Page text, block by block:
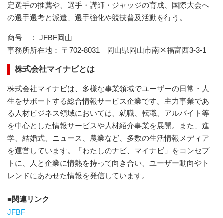
定選手の推薦や、選手・講師・ジャッジの育成、国際大会へ
の選手選考と派遣、選手強化や競技普及活動を行う。
商号 ： JFBF岡山
事務所所在地： 〒702-8031 岡山県岡山市南区福富西3-3-1
株式会社マイナビとは
株式会社マイナビは、多様な事業領域でユーザーの日常・人
生をサポートする総合情報サービス企業です。主力事業であ
る人材ビジネス領域においては、就職、転職、アルバイト等
を中心とした情報サービスや人材紹介事業を展開。また、進
学、結婚式、ニュース、農業など、多数の生活情報メディア
を運営しています。「わたしのナビ、マイナビ」をコンセプ
トに、人と企業に情熱を持って向き合い、ユーザー動向やト
レンドにあわせた情報を発信しています。
関連リンク
JFBF